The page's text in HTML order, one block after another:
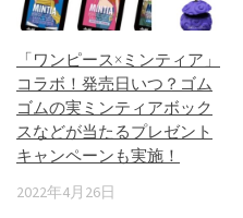
「ワンピース×ミンティア」
コラボ！発売日いつ？ゴム
ゴムの実ミンティアボック
スなどが当たるプレゼント
キャンペーンも実施！
2022年4月26日